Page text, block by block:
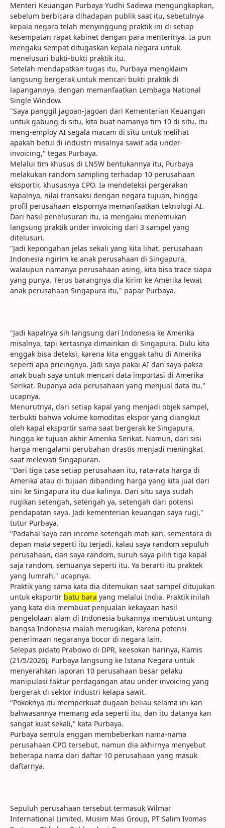
Menteri Keuangan Purbaya Yudhi Sadewa mengungkapkan,
sebelum berbicara dihadapan publik saat itu, sebetulnya
kepala negara telah menyinggung praktik ini di setiap
kesempatan rapat kabinet dengan para menterinya. Ia pun
mengaku sempat ditugaskan kepala negara untuk
menelusuri bukti-bukti praktik itu.
Setelah mendapatkan tugas itu, Purbaya mengklaim
langsung bergerak untuk mencari bukti praktik di
lapangannya, dengan memanfaatkan Lembaga National
Single Window.
"Saya panggil jagoan-jagoan dari Kementerian Keuangan
untuk gabung di situ, kita buat namanya tim 10 di situ, itu
meng-employ AI segala macam di situ untuk melihat
apakah betul di industri misalnya sawit ada under-
invoicing," tegas Purbaya.
Melalui tim khusus di LNSW bentukannya itu, Purbaya
melakukan random sampling terhadap 10 perusahaan
eksportir, khususnya CPO. Ia mendeteksi pergerakan
kapalnya, nilai transaksi dengan negara tujuan, hingga
profil perusahaan ekspornya memanfaatkan teknologi AI.
Dari hasil penelusuran itu, ia mengaku menemukan
langsung praktik under invoicing dari 3 sampel yang
ditelusuri.
"Jadi kepongahan jelas sekali yang kita lihat, perusahaan
Indonesia ngirim ke anak perusahaan di Singapura,
walaupun namanya perusahaan asing, kita bisa trace siapa
yang punya. Terus barangnya dia kirim ke Amerika lewat
anak perusahaan Singapura itu," papar Purbaya.
"Jadi kapalnya sih langsung dari Indonesia ke Amerika
misalnya, tapi kertasnya dimainkan di Singapura. Dulu kita
enggak bisa deteksi, karena kita enggak tahu di Amerika
seperti apa pricingnya. Jadi saya pakai AI dan saya paksa
anak buah saya untuk mencari data importasi di Amerika
Serikat. Rupanya ada perusahaan yang menjual data itu,"
ucapnya.
Menurutnya, dari setiap kapal yang menjadi objek sampel,
terbukti bahwa volume komoditas ekspor yang diangkut
oleh kapal eksportir sama saat bergerak ke Singapura,
hingga ke tujuan akhir Amerika Serikat. Namun, dari sisi
harga mengalami perubahan drastis menjadi meningkat
saat melewati Singapuran.
"Dari tiga case setiap perusahaan itu, rata-rata harga di
Amerika atau di tujuan dibanding harga yang kita jual dari
sini ke Singapura itu dua kalinya. Dari situ saya sudah
rugikan setengah, setengah ya, setengah dari potensi
pendapatan saya. Jadi kementerian keuangan saya rugi,"
tutur Purbaya.
"Padahal saya cari income setengah mati kan, sementara di
depan mata seperti itu terjadi. kalau saya random sepuluh
perusahaan, dan saya random, suruh saya pilih tiga kapal
saja random, semuanya seperti itu. Ya berarti itu praktek
yang lumrah," ucapnya.
Praktik yang sama kata dia ditemukan saat sampel ditujukan
untuk eksportir batu bara yang melalui India. Praktik inilah
yang kata dia membuat penjualan kekayaan hasil
pengelolaan alam di Indonesia bukannya membuat untung
bangsa Indonesia malah merugikan, karena potensi
penerimaan negaranya bocor di negara lain.
Selepas pidato Prabowo di DPR, keesokan harinya, Kamis
(21/5/2026), Purbaya langsung ke Istana Negara untuk
menyerahkan laporan 10 perusahaan besar pelaku
manipulasi faktur perdagangan atau under invoicing yang
bergerak di sektor industri kelapa sawit.
"Pokoknya itu memperkuat dugaan beliau selama ini kan
bahwasannya memang ada seperti itu, dan itu datanya kan
sangat kuat sekali," kata Purbaya.
Purbaya semula enggan membeberkan nama-nama
perusahaan CPO tersebut, namun dia akhirnya menyebut
beberapa nama dari daftar 10 perusahaan yang masuk
daftarnya.
Sepuluh perusahaan tersebut termasuk Wilmar
International Limited, Musim Mas Group, PT Salim Ivomas